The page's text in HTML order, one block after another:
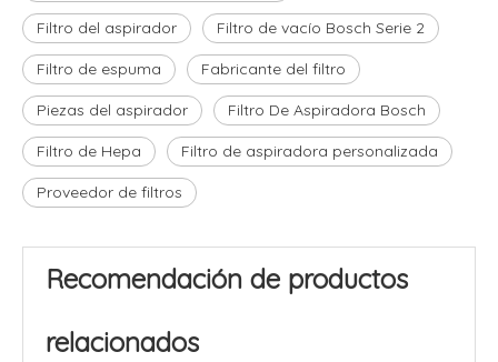
Filtro del aspirador Filtro de vacío Bosch Serie 2
Filtro de espuma Fabricante del filtro
Piezas del aspirador Filtro De Aspiradora Bosch
Filtro de Hepa Filtro de aspiradora personalizada
Proveedor de filtros
Recomendación de productos
relacionados